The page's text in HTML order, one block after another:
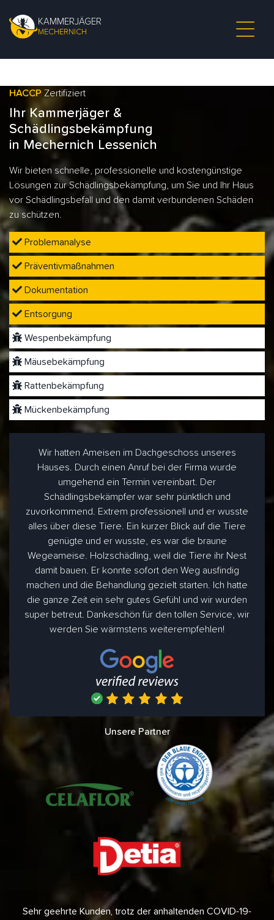
KAMMERJÄGER
MECHERNICH
HACCP Zertifiziert
Ihr Kammerjäger &
Schädlingsbekämpfung
in Mechernich Lessenich
Wir bieten schnelle, professionelle und kostengünstige
Lösungen zur Schädlingsbekämpfung, um Sie und Ihr Haus
vor Schädlingsbefall und den damit verbundenen Schäden
zu schützen.
Problemanalyse
Präventivmaßnahmen
Dokumentation
Entsorgung
Wespenbekämpfung
Mäusebekämpfung
Rattenbekämpfung
Mückenbekämpfung
Wir hatten Ameisen im Dachgeschoss unseres
Hauses. Durch einen Anruf bei der Firma wurde
umgehend ein Termin vereinbart. Der
Schädlingsbekämpfer war sehr pünktlich und
zuvorkommend. Extrem professionell und er wusste
alles über diese Tiere. Ein kurzer Blick auf die Tiere
genügte und er wusste, es war die braune
Wegeameise. Holzschädling, weil die Tiere ihr Nest
damit bauen. Er konnte sofort den Weg ausfindig
machen und die Behandlung gezielt starten. Ich hatte
die ganze Zeit ein sehr gutes Gefühl und wir wurden
super betreut. Dankeschön für den tollen Service, wir
werden Sie wärmstens weiterempfehlen!
Unsere Partner
Sehr geehrte Kunden, trotz der anhaltenden COVID-19-